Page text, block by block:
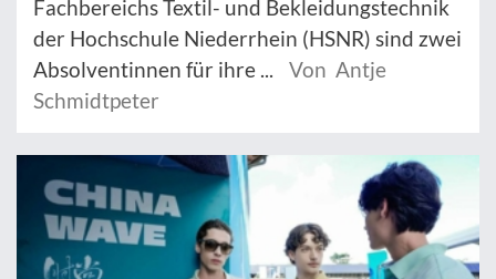
Fachbereichs Textil- und Bekleidungstechnik
der Hochschule Niederrhein (HSNR) sind zwei
Absolventinnen für ihre ...
Von Antje
Schmidtpeter